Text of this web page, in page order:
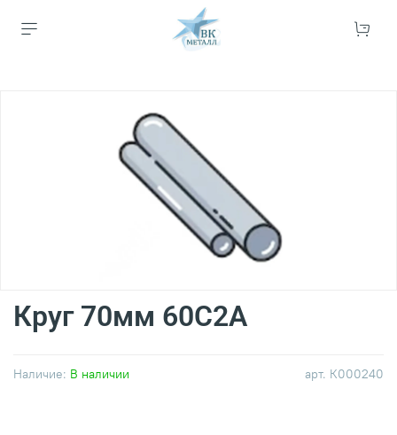
арт. К000240
Наличие: В наличии
Круг 70мм 60С2А